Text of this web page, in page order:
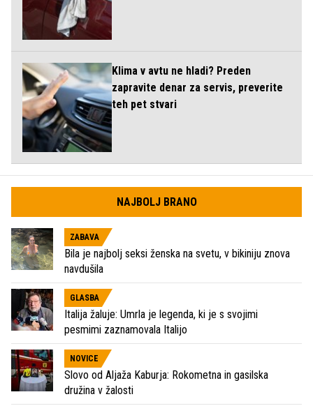
Klima v avtu ne hladi? Preden
zapravite denar za servis, preverite
teh pet stvari
NAJBOLJ BRANO
ZABAVA
Bila je najbolj seksi ženska na svetu, v bikiniju znova
navdušila
GLASBA
Italija žaluje: Umrla je legenda, ki je s svojimi
pesmimi zaznamovala Italijo
NOVICE
Slovo od Aljaža Kaburja: Rokometna in gasilska
družina v žalosti